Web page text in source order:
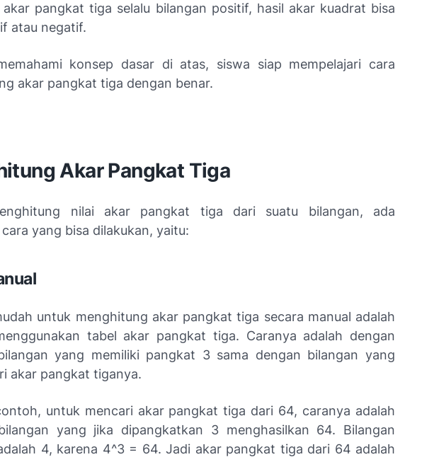
akar pangkat tiga selalu bilangan positif, hasil akar kuadrat bisa
atau negatif.
konsep dasar di atas, siswa siap mempelajari cara
akar pangkat tiga dengan benar.
Akar Pangkat Tiga
nilai akar pangkat tiga dari suatu bilangan, ada
yang bisa dilakukan, yaitu:
untuk menghitung akar pangkat tiga secara manual adalah
tabel akar pangkat tiga. Caranya adalah dengan
yang memiliki pangkat 3 sama dengan bilangan yang
akar pangkat tiganya.
untuk mencari akar pangkat tiga dari 64, caranya adalah
yang jika dipangkatkan 3 menghasilkan 64. Bilangan
4, karena 4^3 = 64. Jadi akar pangkat tiga dari 64 adalah